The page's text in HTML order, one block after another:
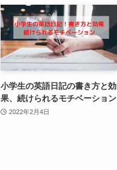
小学生の英語日記の書き方と効
果、続けられるモチベーション
2022年2月4日